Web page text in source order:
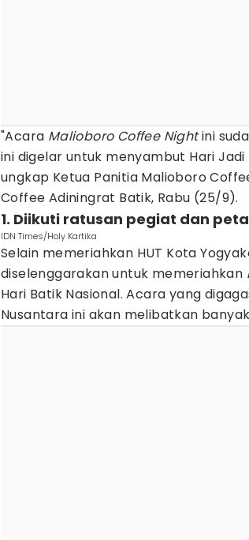
"Acara Malioboro Coffee Nightini
ini digelar untuk menyambut Hari Jadi
ungkap Ketua Panitia Malioboro
Coffee Adiningrat Batik, Rabu (25/9).
1. Diikuti ratusan pegiat dan
IDN Times/Holy Kartika
Selain memeriahkan HUT Kota
diselenggarakan untuk memeriahkan
Hari Batik Nasional. Acara yang
Nusantara ini akan melibatkan